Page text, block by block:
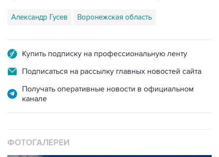
Александр Гусев Воронежская область
Купить подписку на профессиональную ленту
Подписаться на рассылку главных новостей сайта
Получать оперативные новости в официальном
канале
ФОТОГАЛЕРЕИ